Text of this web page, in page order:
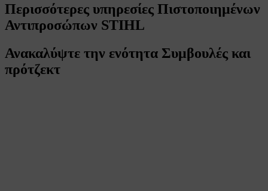
Περισσότερες υπηρεσίες Πιστοποιημένων
Αντιπροσώπων STIHL
Ανακαλύψτε την ενότητα Συμβουλές και
πρότζεκτ